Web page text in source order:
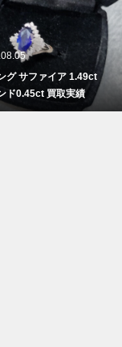
グ サファイア 1.49ct
ド0.45ct 買取実績